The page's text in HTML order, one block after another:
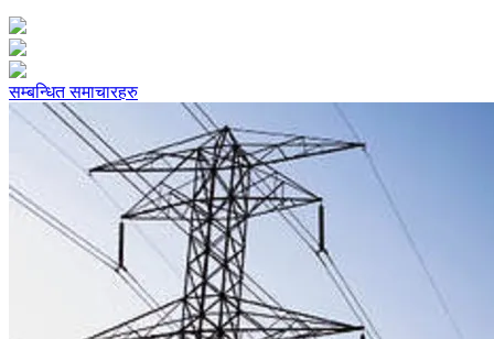
सम्बन्धित समाचारहरु